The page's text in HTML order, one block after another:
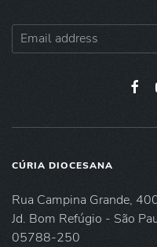
CÚRIA DIOCESANA
Rua Campina Grande,
Jd. Bom Refúgio - São
05788-250